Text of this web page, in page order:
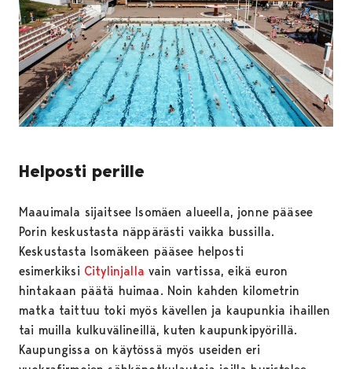
Helposti perille
Maauimala sijaitsee Isomäen alueella, jonne pääsee
Porin keskustasta näppärästi vaikka bussilla.
Keskustasta Isomäkeen pääsee helposti
esimerkiksi Citylinjalla vain vartissa, eikä euron
hintakaan päätä huimaa. Noin kahden kilometrin
matka taittuu toki myös kävellen ja kaupunkia ihaillen
tai muilla kulkuvälineillä, kuten kaupunkipyörillä.
Kaupungissa on käytössä myös useiden eri